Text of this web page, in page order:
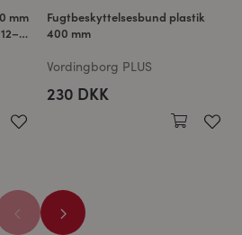
mm
Fugtbeskyttelsesbund plastik
400 mm
Vordingborg PLUS
230 DKK